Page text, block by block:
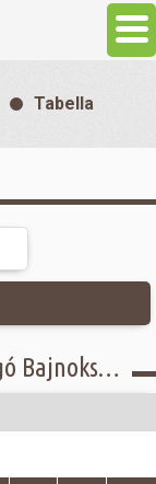
Tabella
2023-24 Városi Kispályás Labdarúgó Bajnokság - Tabella - Öregfiúk osztály